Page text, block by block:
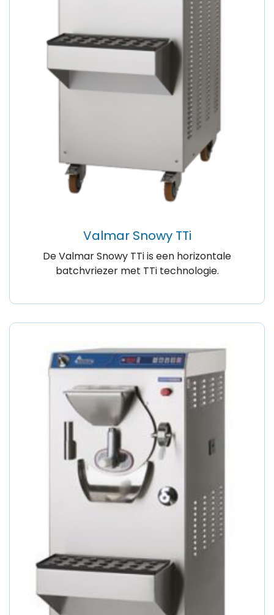
Valmar Snowy TTi
De Valmar Snowy TTi is een horizontale
batchvriezer met TTi technologie.